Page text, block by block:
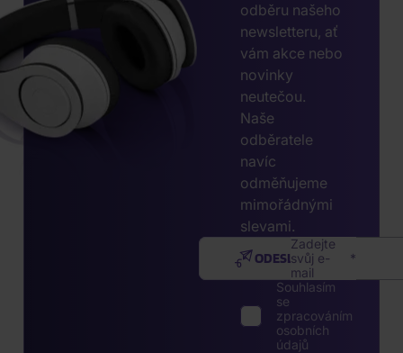
odběru našeho
newsletteru, ať
vám akce nebo
novinky
neutečou.
Naše
odběratele
navíc
odměňujeme
mimořádnými
slevami.
Zadejte
svůj e-
mail
ODESLAT
Souhlasím
se
zpracováním
osobních
údajů